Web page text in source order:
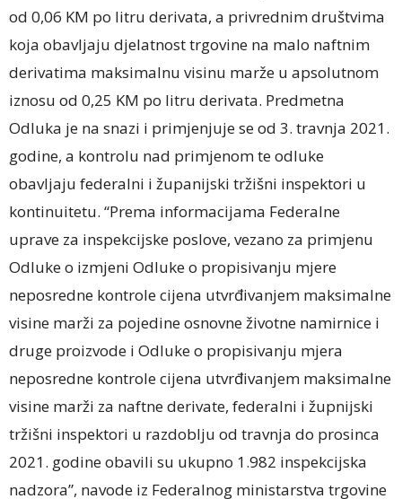
od 0,06 KM po litru derivata, a privrednim društvima
koja obavljaju djelatnost trgovine na malo naftnim
derivatima maksimalnu visinu marže u apsolutnom
iznosu od 0,25 KM po litru derivata. Predmetna
Odluka je na snazi i primjenjuje se od 3. travnja 2021.
godine, a kontrolu nad primjenom te odluke
obavljaju federalni i županijski tržišni inspektori u
kontinuitetu. “Prema informacijama Federalne
uprave za inspekcijske poslove, vezano za primjenu
Odluke o izmjeni Odluke o propisivanju mjere
neposredne kontrole cijena utvrđivanjem maksimalne
visine marži za pojedine osnovne životne namirnice i
druge proizvode i Odluke o propisivanju mjera
neposredne kontrole cijena utvrđivanjem maksimalne
visine marži za naftne derivate, federalni i župnijski
tržišni inspektori u razdoblju od travnja do prosinca
2021. godine obavili su ukupno 1.982 inspekcijska
nadzora”, navode iz Federalnog ministarstva trgovine